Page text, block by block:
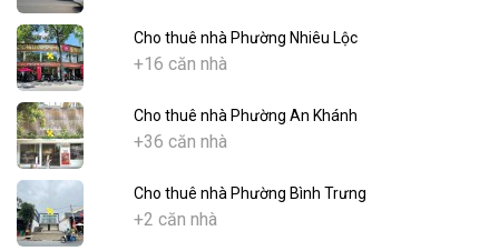
Cho thuê nhà Phường Nhiêu Lộc
+16 căn nhà
Cho thuê nhà Phường An Khánh
+36 căn nhà
Cho thuê nhà Phường Bình Trưng
+2 căn nhà